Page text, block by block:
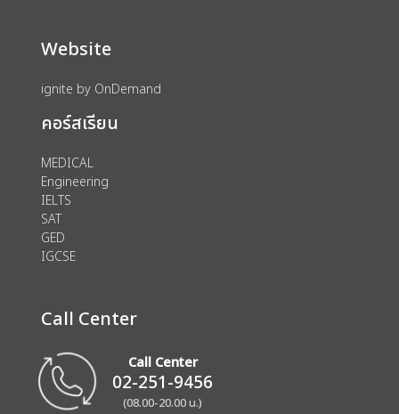
Website
ignite by OnDemand
คอร์สเรียน
MEDICAL
Engineering
IELTS
SAT
GED
IGCSE
Call Center
Call Center
02-251-9456
(08.00-20.00 น.)